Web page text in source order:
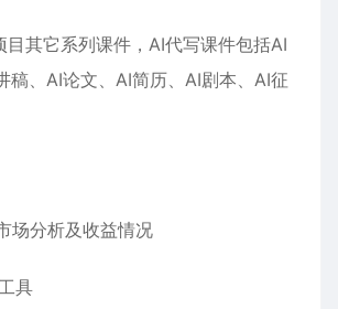
目其它系列课件，AI代写课件包括AI
稿、AI论文、AI简历、AI剧本、AI征
场分析及收益情况
具